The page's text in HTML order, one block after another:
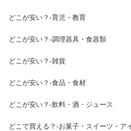
どこが安い？-育児・教育
どこが安い？-調理器具・食器類
どこが安い？-雑貨
どこが安い？-食品・食材
どこが安い？-飲料・酒・ジュース
どこで買える？-お菓子・スイーツ・ア